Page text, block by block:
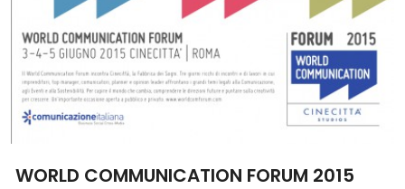
WORLD COMMUNICATION FORUM 2015